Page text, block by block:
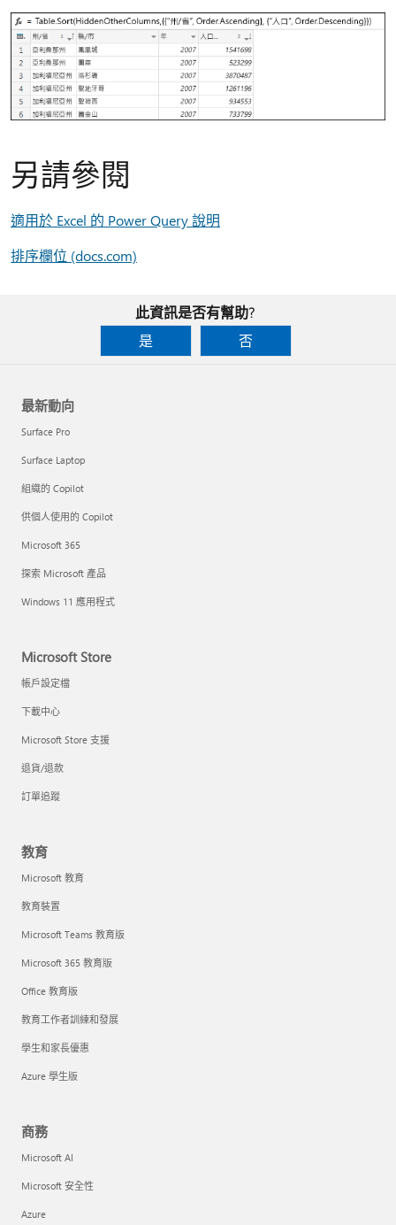
另請參閱
適用於 Excel 的 Power Query 說明
排序欄位 (docs.com)
此資訊是否有幫助?
是
否
最新動向
Surface Pro
Surface Laptop
組織的 Copilot
供個人使用的 Copilot
Microsoft 365
探索 Microsoft 產品
Windows 11 應用程式
Microsoft Store
帳戶設定檔
下載中心
Microsoft Store 支援
退貨/退款
訂單追蹤
教育
Microsoft 教育
教育裝置
Microsoft Teams 教育版
Microsoft 365 教育版
Office 教育版
教育工作者訓練和發展
學生和家長優惠
Azure 學生版
商務
Microsoft AI
Microsoft 安全性
Azure